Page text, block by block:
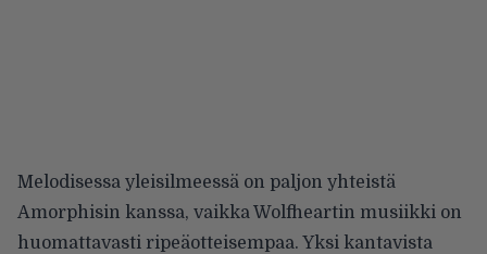
Melodisessa yleisilmeessä on paljon yhteistä
Amorphisin kanssa, vaikka Wolfheartin musiikki on
huomattavasti ripeäotteisempaa. Yksi kantavista